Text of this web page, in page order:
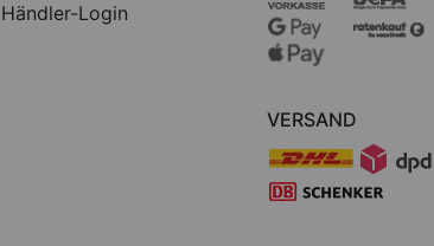
Händler-Login
VERSAND